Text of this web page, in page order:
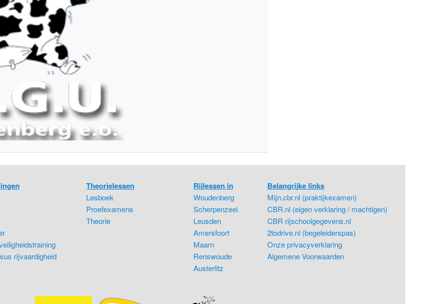
rijvaardigheid
Theorielessen
Lesboek
Proefexamens
Theorie
Rijlessen in
Woudenberg
Scherpenzeel
Leusden
Amersfoort
Maarn
Renswoude
Austerlitz
Belangrijke links
Mijn.cbr.nl (praktijkexamen)
CBR.nl (eigen verklaring / machtigen)
CBR rijschoolgegevens.nl
2todrive.nl (begeleiderspas)
Onze privacyverklaring
Algemene Voorwaarden